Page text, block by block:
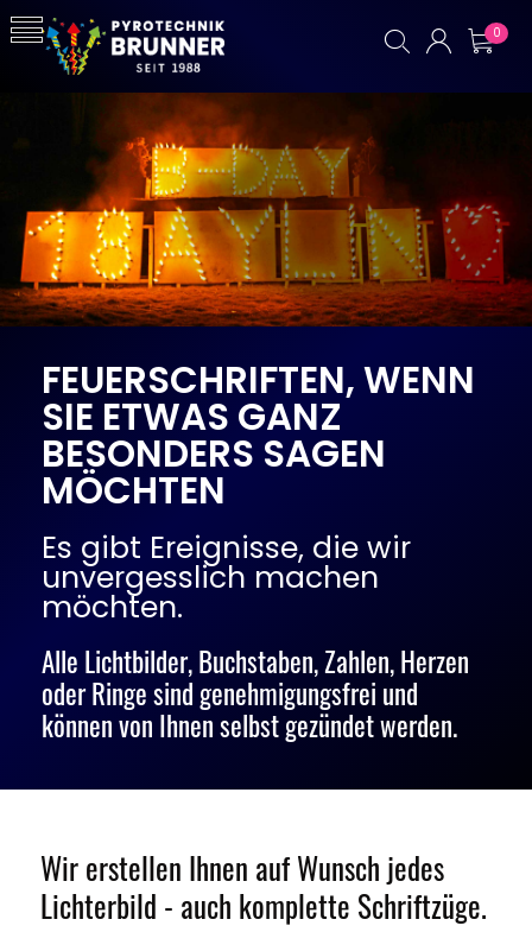
0
FEUERSCHRIFTEN, WENN
SIE ETWAS GANZ
BESONDERS SAGEN
MÖCHTEN
Es gibt Ereignisse, die wir
unvergesslich machen
möchten.
Alle Lichtbilder, Buchstaben, Zahlen, Herzen
oder Ringe sind genehmigungsfrei und
können von Ihnen selbst gezündet werden.
Wir erstellen Ihnen auf Wunsch jedes
Lichterbild - auch komplette Schriftzüge.